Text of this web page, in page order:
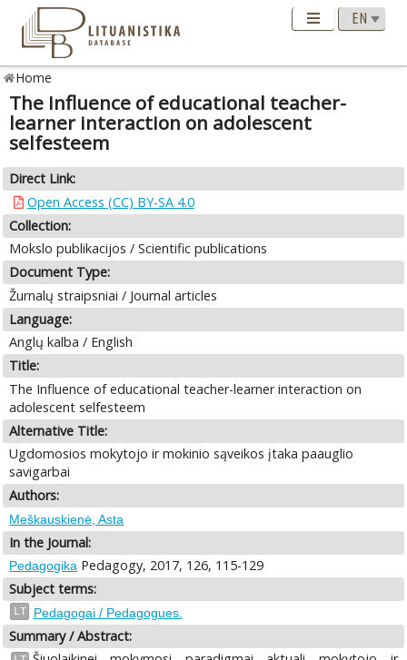
Home
The Influence of educational teacher-
learner interaction on adolescent
selfesteem
Direct Link:
Open Access (CC) BY-SA 4.0
Collection:
Mokslo publikacijos / Scientific publications
Document Type:
Žurnalų straipsniai / Journal articles
Language:
Anglų kalba / English
Title:
The Influence of educational teacher-learner interaction on
adolescent selfesteem
Alternative Title:
Ugdomosios mokytojo ir mokinio sąveikos įtaka paauglio
savigarbai
Authors:
Meškauskienė, Asta
In the Journal:
Pedagogika Pedagogy, 2017, 126, 115-129
Subject terms:
LT Pedagogai / Pedagogues.
Summary / Abstract: